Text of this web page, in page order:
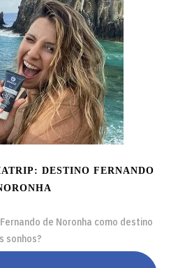
DESTINO FERNANDO
de Noronha como destino
sonhos?